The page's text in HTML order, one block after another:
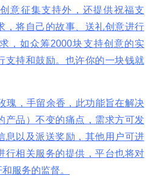
意征集支持外，还提供祝福支
，将自己的故事、送礼创意进行
，如众筹2000块支持创意的实
支持和鼓励。也许你的一块钱就
瑰，手留余香，此功能旨在解决
产品）不变的痛点，需求方可发
息以及派送奖励，其他用户可进
行相关服务的提供，平台也将对
服务的监督。